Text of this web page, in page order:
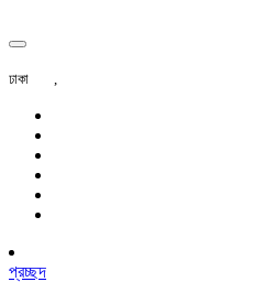
ঢাকা ,
প্রচ্ছদ